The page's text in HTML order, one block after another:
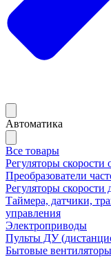
Автоматика
Все товары
Регуляторы скорости
Преобразователи
Регуляторы
Таймера, датчики,
управления
Электроприводы
Пульты ДУ
Бытовые вентиляторы